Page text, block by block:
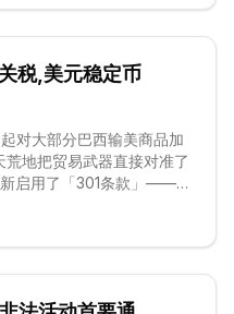
上,仅用九个月完成开发,被
、USD Coin(USDC)
表内,保留存款保险,也维系
年
税,美元稳定币
对大部分巴西输美商品加
地把贸易武器直接对准了
启用了「301条款」——这
口税措施后被重新搬出。
支付网络Pix,美国贸易官员
垒。这场博弈,把锚定美元